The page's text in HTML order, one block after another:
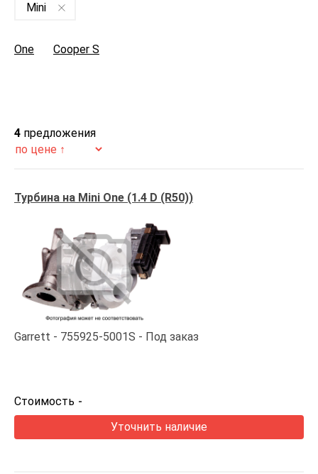
Mini
One Cooper S
4 предложения
Турбина на Mini One (1.4 D (R50))
Garrett 755925-5001S Под заказ
Стоимость -
Уточнить наличие